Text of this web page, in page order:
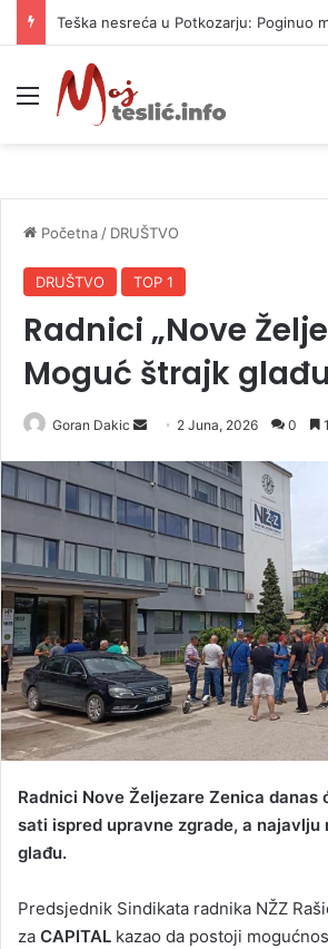
Teška nesreća u Potkozarju: Poginuo
Meni
Početna / DRUŠTVO
DRUŠTVO TOP 1
Radnici „Nove
Moguć štrajk glađu
Goran Dakic
n
d
a
n
e
m
a
i
l
2 Juna, 2026 0
Radnici Nove Željezare Zenica danas
sati ispred upravne zgrade, a
glađu.
Predsjednik Sindikata radnika NŽZ
za CAPITAL kazao da postoji